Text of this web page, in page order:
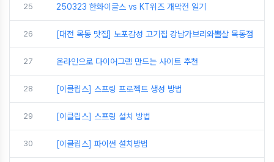
25 250323 한화이글스 vs KT위즈 개막전 일기
26 [대전 목동 맛집] 노포감성 고기집 강남가브리와뽈살 목동점
27 온라인으로 다이어그램 만드는 사이트 추천
28 [이클립스] 스프링 프로젝트 생성 방법
29 [이클립스] 스프링 설치 방법
30 [이클립스] 파이썬 설치방법